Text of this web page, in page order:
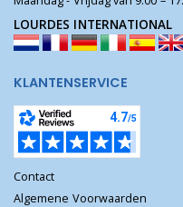
LOURDES INTERNATIONAL
KLANTENSERVICE
Contact
Algemene Voorwaarden